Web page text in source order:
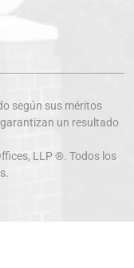
según sus méritos
un resultado
, LLP ®. Todos los